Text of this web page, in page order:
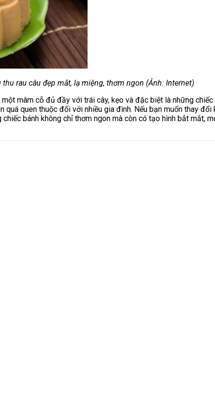
thu rau câu đẹp mắt, lạ miệng, thơm ngon (Ảnh: Internet)
mâm cỗ đủ đầy với trái cây, kẹo và đặc biệt là những chiếc
quen thuộc đối với nhiều gia đình. Nếu bạn muốn thay
bánh không chỉ thơm ngon mà còn có tạo hình bắt mắt,